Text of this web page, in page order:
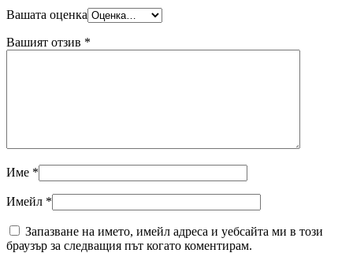
Вашата оценка
Вашият отзив *
Име *
Имейл *
Запазване на името, имейл адреса и уебсайта ми в този
браузър за следващия път когато коментирам.